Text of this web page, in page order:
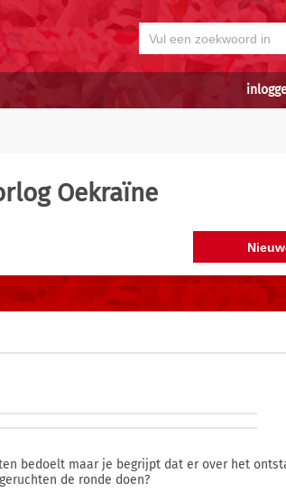
Oekraïne
bedoelt maar je begrijpt dat er over het
de ronde doen?